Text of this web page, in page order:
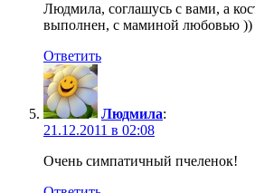
Людмила, соглашусь с вами, а
выполнен, с маминой любовью ))
Ответить
Людмила:
21.12.2011 в 02:08
Очень симпатичный пчеленок!